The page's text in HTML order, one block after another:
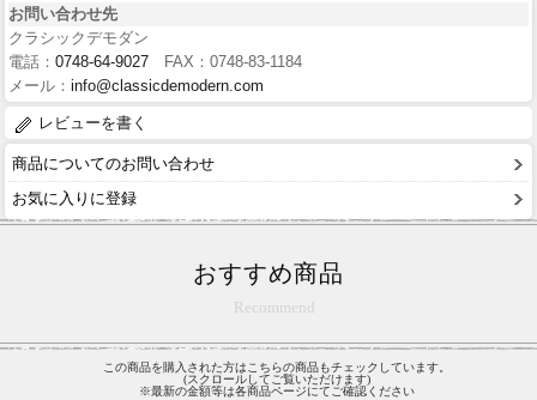
お問い合わせ先
クラシックデモダン
電話： 0748-64-9027 FAX：0748-83-1184
メール： info@classicdemodern.com
レビューを書く
商品についてのお問い合わせ
お気に入りに登録
おすすめ商品
Recommend
この商品を購入された方はこちらの商品もチェックしています。
(スクロールしてご覧いただけます)
※最新の金額等は各商品ページにてご確認ください